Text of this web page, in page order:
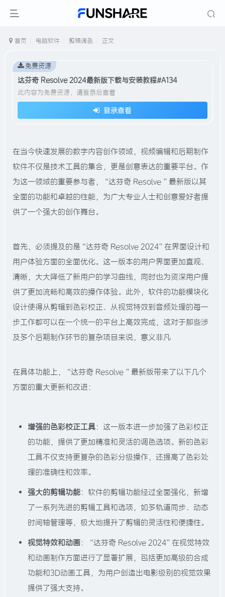
首页 电脑软件 剪辑调色 正文
达芬奇 Resolve 2024最新版下载与安装教程#A134
此内容为免费资源，请登录后查看
登录查看
免费资源
在当今快速发展的数字内容创作领域，视频编辑和后期制作
软件不仅是技术工具的集合，更是创意表达的重要平台。作
为这一领域的重要参与者，“达芬奇 Resolve ”最新版以其
全面的功能和卓越的性能，为广大专业人士和创意爱好者提
供了一个强大的创作舞台。
首先，必须提及的是“达芬奇 Resolve 2024”在界面设计和
用户体验方面的全面优化。这一版本的用户界面更加直观、
清晰，大大降低了新用户的学习曲线，同时也为资深用户提
供了更加流畅和高效的操作体验。此外，软件的功能模块化
设计使得从剪辑到色彩校正、从视觉特效到音频处理的每一
步工作都可以在一个统一的平台上高效完成，这对于那些涉
及多个后期制作环节的复杂项目来说，意义非凡
在具体功能上，“达芬奇 Resolve ”最新版带来了以下几个
方面的重大更新和改进：
增强的色彩校正工具：这一版本进一步加强了色彩校正
的功能，提供了更加精准和灵活的调色选项。新的色彩
工具不仅支持更复杂的色彩分级操作，还提高了色彩处
理的准确性和效率。
强大的剪辑功能：软件的剪辑功能经过全面强化，新增
了一系列先进的剪辑工具和选项，如多轨道同步、动态
时间轴管理等，极大地提升了剪辑的灵活性和便捷性。
视觉特效和动画：“达芬奇 Resolve 2024”在视觉特效
和动画制作方面进行了显著扩展，包括更加高级的合成
功能和3D动画工具，为用户创造出电影级别的视觉效果
提供了强大支持。